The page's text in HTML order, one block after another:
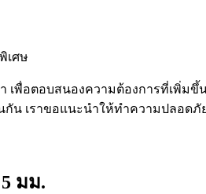
เศษ
เพื่อตอบสนองความต้องการที่เพิ่ม
น เราขอแนะนําให้ทําความปลอด
มม.